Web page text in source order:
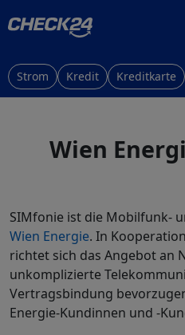
Strom Kredit Kreditkarte
Wien
SIMfonie ist die Mobilfunk-
Wien Energie. In
richtet sich das Angebot an
unkomplizierte
Vertragsbindung
Energie-Kundinnen und -